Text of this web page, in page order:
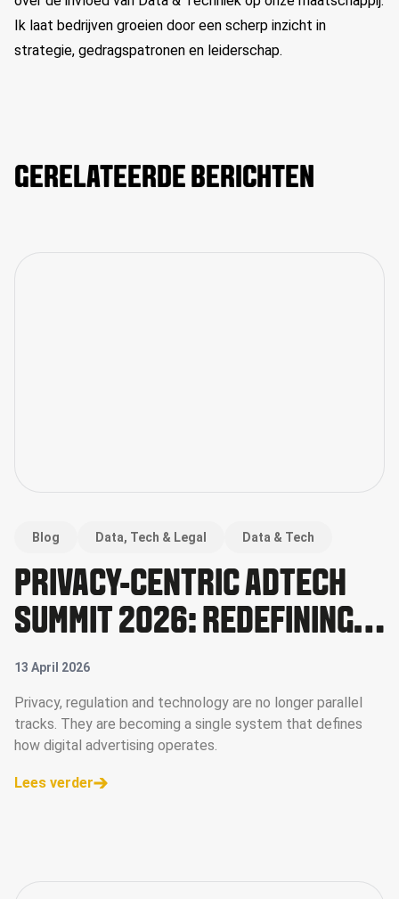
Ik laat bedrijven groeien door een scherp inzicht in
strategie, gedragspatronen en leiderschap.
GERELATEERDE BERICHTEN
Blog Data, Tech & Legal Data & Tech
PRIVACY-CENTRIC ADTECH
SUMMIT 2026: REDEFINING
DATA, VALUE AND CONTROL
IN DIGITAL ADVERTISING
13 April 2026
Privacy, regulation and technology are no longer parallel
tracks. They are becoming a single system that defines
how digital advertising operates.
Lees verder